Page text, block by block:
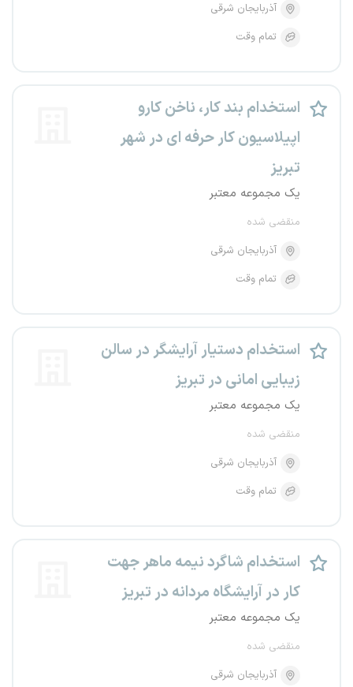
آذربایجان شرقی
تمام وقت
استخدام بند کار، ناخن کارو
اپیلاسیون کار حرفه ای در شهر
تبریز
یک مجموعه معتبر
منقضی شده
آذربایجان شرقی
تمام وقت
استخدام دستیار آرایشگر در سالن
زیبایی امانی در تبریز
یک مجموعه معتبر
منقضی شده
آذربایجان شرقی
تمام وقت
استخدام شاگرد نیمه ماهر جهت
کار در آرایشگاه مردانه در تبریز
یک مجموعه معتبر
منقضی شده
آذربایجان شرقی